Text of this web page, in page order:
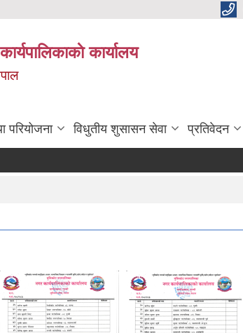
कार्यालय
परियोजना विधुतीय शुसासन सेवा प्रतिवेदन